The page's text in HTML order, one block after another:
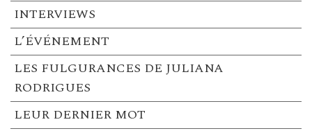
INTERVIEWS
L’ÉVÉNEMENT
LES FULGURANCES DE JULIANA
RODRIGUES
LEUR DERNIER MOT